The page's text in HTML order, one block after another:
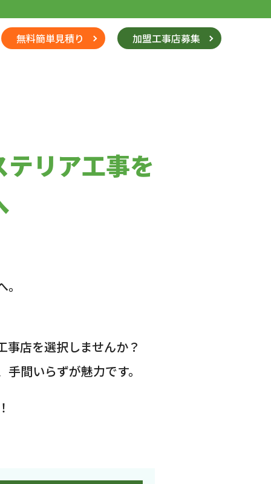
無料簡単見積り 加盟工事店募集
リア工事を
店を選択しませんか？
間いらずが魅力です。